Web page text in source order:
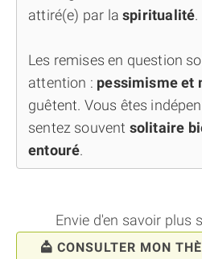
attiré(e) par laspiritualité.
Les remises en question
attention : pessimisme et
guêtent. Vous êtes
sentez souvent solitaire
entouré.
Envie d'en savoir plus
CONSULTER MON